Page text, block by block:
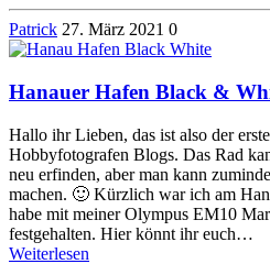
Patrick 27. März 2021 0
Hanauer Hafen Black &
Hallo ihr Lieben, das ist also der
Hobbyfotografen Blogs. Das Rad
neu erfinden, aber man kann
machen. 🙂 Kürzlich war ich am
habe mit meiner Olympus EM10
festgehalten. Hier könnt ihr euch…
Weiterlesen